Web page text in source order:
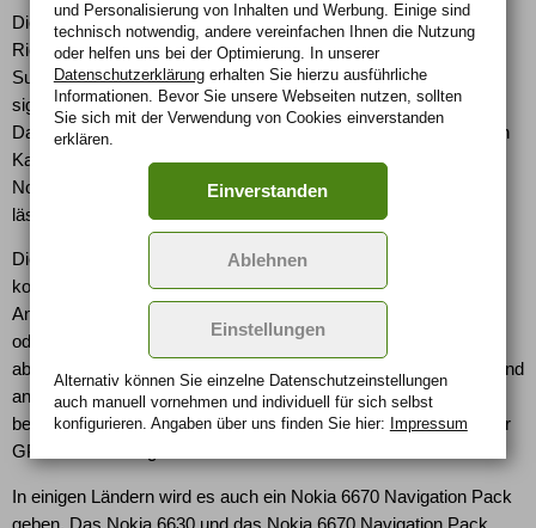
Die Anwendung bietet unter anderem eine sprachbasierte, die
Richtung angebende Routenführung und die Möglichkeit zum
Suchen nach Straßennamen, Restaurants oder anderen
signifikanten Punkten, so genannten POIs (Points-of-Interest).
Darüber hinaus lassen sich die Standorte von POIs in Form von
Karten auch via MMS oder E-Mail an andere versenden. Das
Nokia 6630 Navigation Pack erfordert keinen Festeinbau und
lässt sich deshalb jederzeit und überall nach Bedarf nutzen.
Die Wayfinder Navigator Anwendung kann drei Monate lang
kostenlos getestet werden. Anschließend kann der Nutzer die
Anwendung direkt über sein Nokia 6630 Imaging-Smartphone
oder über seinen PC unter www.MyWayfinder.com weiter
abonnieren. Für den Zugang zum Internet, um Routen, Karten und
andere Informationen vom Wayfinder Server herunterzuladen,
benötigt der Nutzer einen Mobilfunkvertrag mit Unterstützung für
GPRS-Verbindungen.
In einigen Ländern wird es auch ein Nokia 6670 Navigation Pack
und Personalisierung von Inhalten und Werbung. Einige sind
technisch notwendig, andere vereinfachen Ihnen die Nutzung
oder helfen uns bei der Optimierung. In unserer
Datenschutzerklärungerhalten Sie hierzu ausführliche
Informationen. Bevor Sie unsere Webseiten nutzen, sollten
Sie sich mit der Verwendung von Cookies einverstanden
erklären.
Einverstanden
Ablehnen
Einstellungen
Alternativ können Sie einzelne Datenschutz­ein­stellungen
auch manuell vor­nehmen und indivi­duell für sich selbst
konfigurieren. Angaben über uns finden Sie hier: Impressum